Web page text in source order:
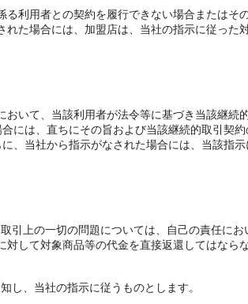
利用者との契約を履行できない場合またはそ
た場合には、加盟店は、当社の指示に従った
いて、当該利用者が法令等に基づき当該継続
には、直ちにその旨および当該継続的取引契
、当社から指示がなされた場合には、当該指
引上の一切の問題については、自己の責任にお
して対象商品等の代金を直接返還してはなら
し、当社の指示に従うものとします。